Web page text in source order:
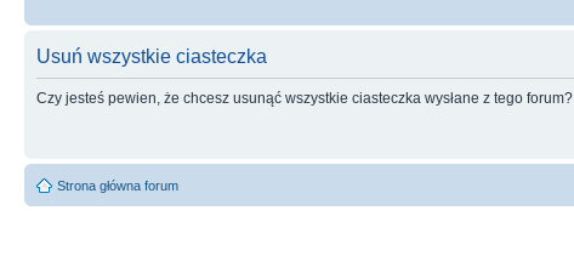
Usuń wszystkie ciasteczka
Czy jesteś pewien, że chcesz usunąć wszystkie ciasteczka wysłane z tego forum?
Strona główna forum